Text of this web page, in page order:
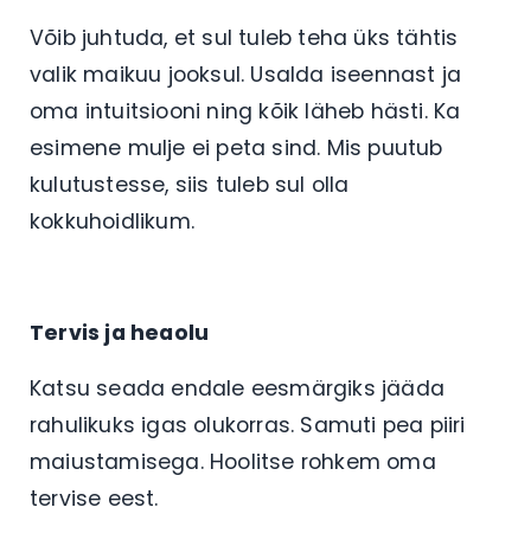
Võib juhtuda, et sul tuleb teha üks tähtis
valik maikuu jooksul. Usalda iseennast ja
oma intuitsiooni ning kõik läheb hästi. Ka
esimene mulje ei peta sind. Mis puutub
kulutustesse, siis tuleb sul olla
kokkuhoidlikum.
Tervis ja heaolu
Katsu seada endale eesmärgiks jääda
rahulikuks igas olukorras. Samuti pea piiri
maiustamisega. Hoolitse rohkem oma
tervise eest.